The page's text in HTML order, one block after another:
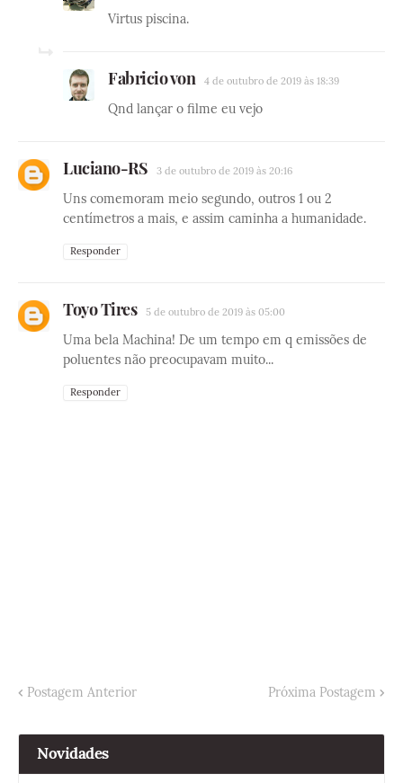
Virtus piscina.
Fabricio von 4 de outubro de 2019 às 18:39
Qnd lançar o filme eu vejo
Luciano-RS 3 de outubro de 2019 às 20:16
Uns comemoram meio segundo, outros 1 ou 2
centímetros a mais, e assim caminha a humanidade.
Responder
Toyo Tires 5 de outubro de 2019 às 05:00
Uma bela Machina! De um tempo em q emissões de
poluentes não preocupavam muito...
Responder
Postagem Anterior Próxima Postagem
Novidades